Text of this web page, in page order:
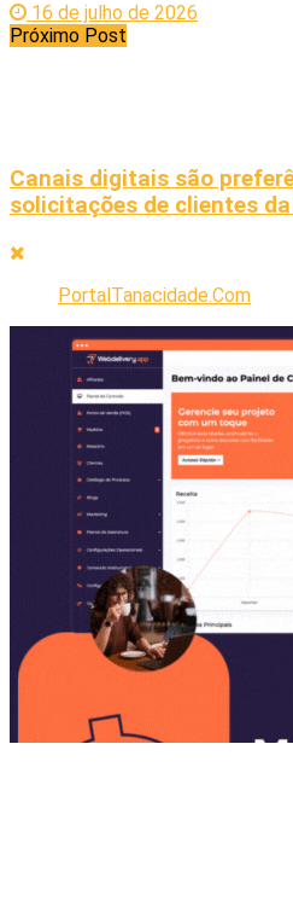
16 de julho de 2026
Próximo Post
Canais digitais são
solicitações de clientes da
PortalTanacidade.Com